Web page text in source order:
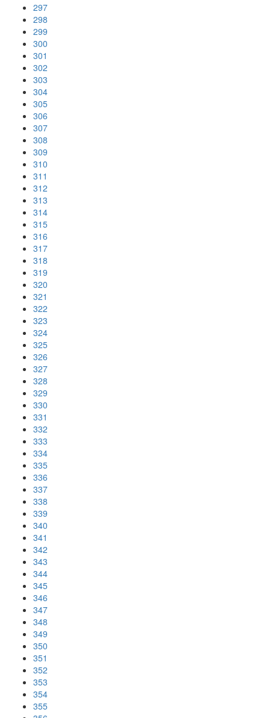
297
298
299
300
301
302
303
304
305
306
307
308
309
310
311
312
313
314
315
316
317
318
319
320
321
322
323
324
325
326
327
328
329
330
331
332
333
334
335
336
337
338
339
340
341
342
343
344
345
346
347
348
349
350
351
352
353
354
355